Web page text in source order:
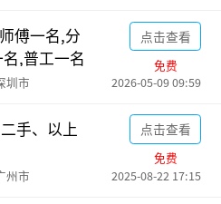
傅一名,分
,普工一名
点击查看
免费
圳市 2026-05-09 09:59
手、以上
点击查看
免费
州市 2025-08-22 17:15